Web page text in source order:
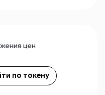
цен
по токену